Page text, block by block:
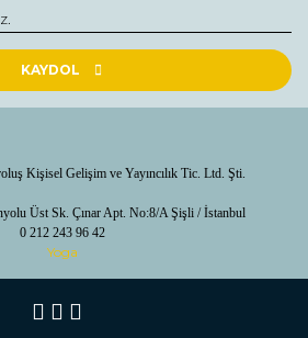
KAYDOL
Kişisel Gelişim ve Yayıncılık Tic. Ltd. Şti.
Üst Sk. Çınar Apt. No:8/A Şişli / İstanbul
0 212 243 96 42
Yoga